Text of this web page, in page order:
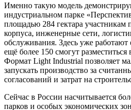
Именно такую модель
индустриальном парке
площадью 284 гектара участникам
корпуса, инженерные сети,
обслуживания. Здесь уже работают
ещё более 150 смогут
Формат Light Industrial позволяет
запускать производство за
согласований и затрат на
Сейчас в России насчитывается
парков и особых экономических